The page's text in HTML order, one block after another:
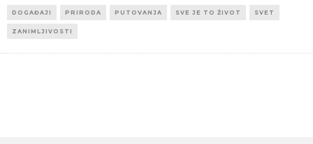
DOGAĐAJI PRIRODA PUTOVANJA SVE JE TO ŽIVOT SVET
ZANIMLJIVOSTI